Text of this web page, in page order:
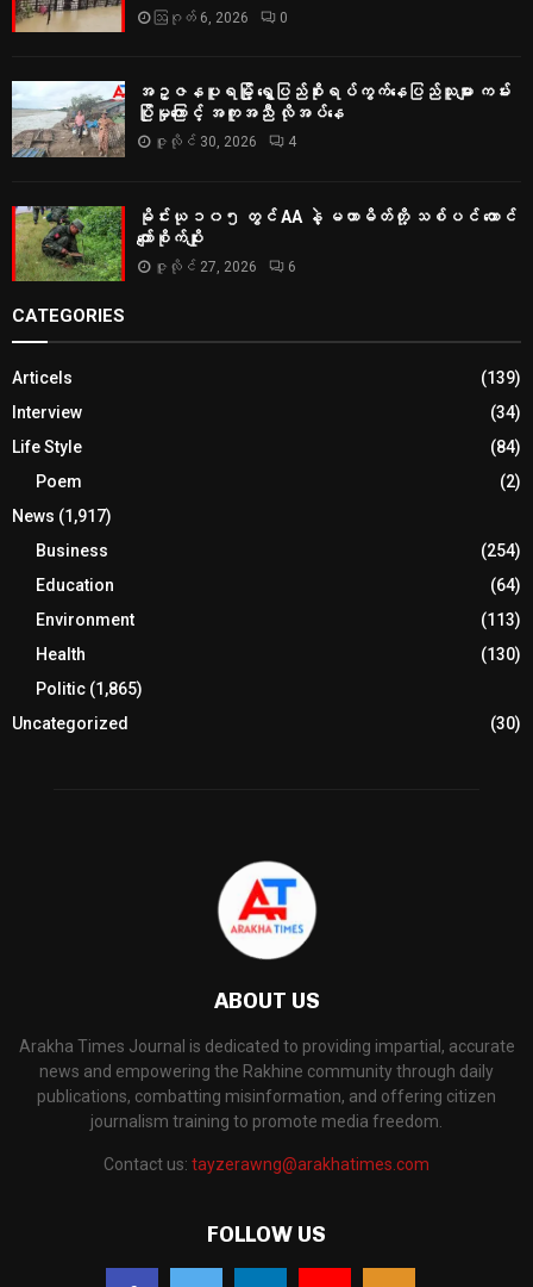
ဩဂုတ် 6, 2026 0
အဥ္ဇနပူရမြို့ ရွှေပြည်စိုးရပ်ကွက်နေပြည်သူများ ကမ်း
ပြိုမှုကြောင့် အကူအညီ လိုအပ်နေ
ဇူလိုင် 30, 2026 4
မိုင်းယု ၁၀၅ တွင် AA နဲ့ မဟာမိတ်တို့ သစ်ပင် ထောင်
ကျော်စိုက်ပျိုး
ဇူလိုင် 27, 2026 6
CATEGORIES
Articels
(139)
Interview
(34)
Life Style
(84)
Poem
(2)
News (1,917)
Business
(254)
Education
(64)
Environment
(113)
Health
(130)
Politic (1,865)
Uncategorized
(30)
ABOUT US
Arakha Times Journal is dedicated to providing impartial, accurate
news and empowering the Rakhine community through daily
publications, combatting misinformation, and offering citizen
journalism training to promote media freedom.
Contact us: tayzerawng@arakhatimes.com
FOLLOW US